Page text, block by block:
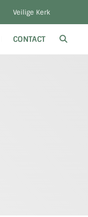
Veilige Kerk
CONTACT